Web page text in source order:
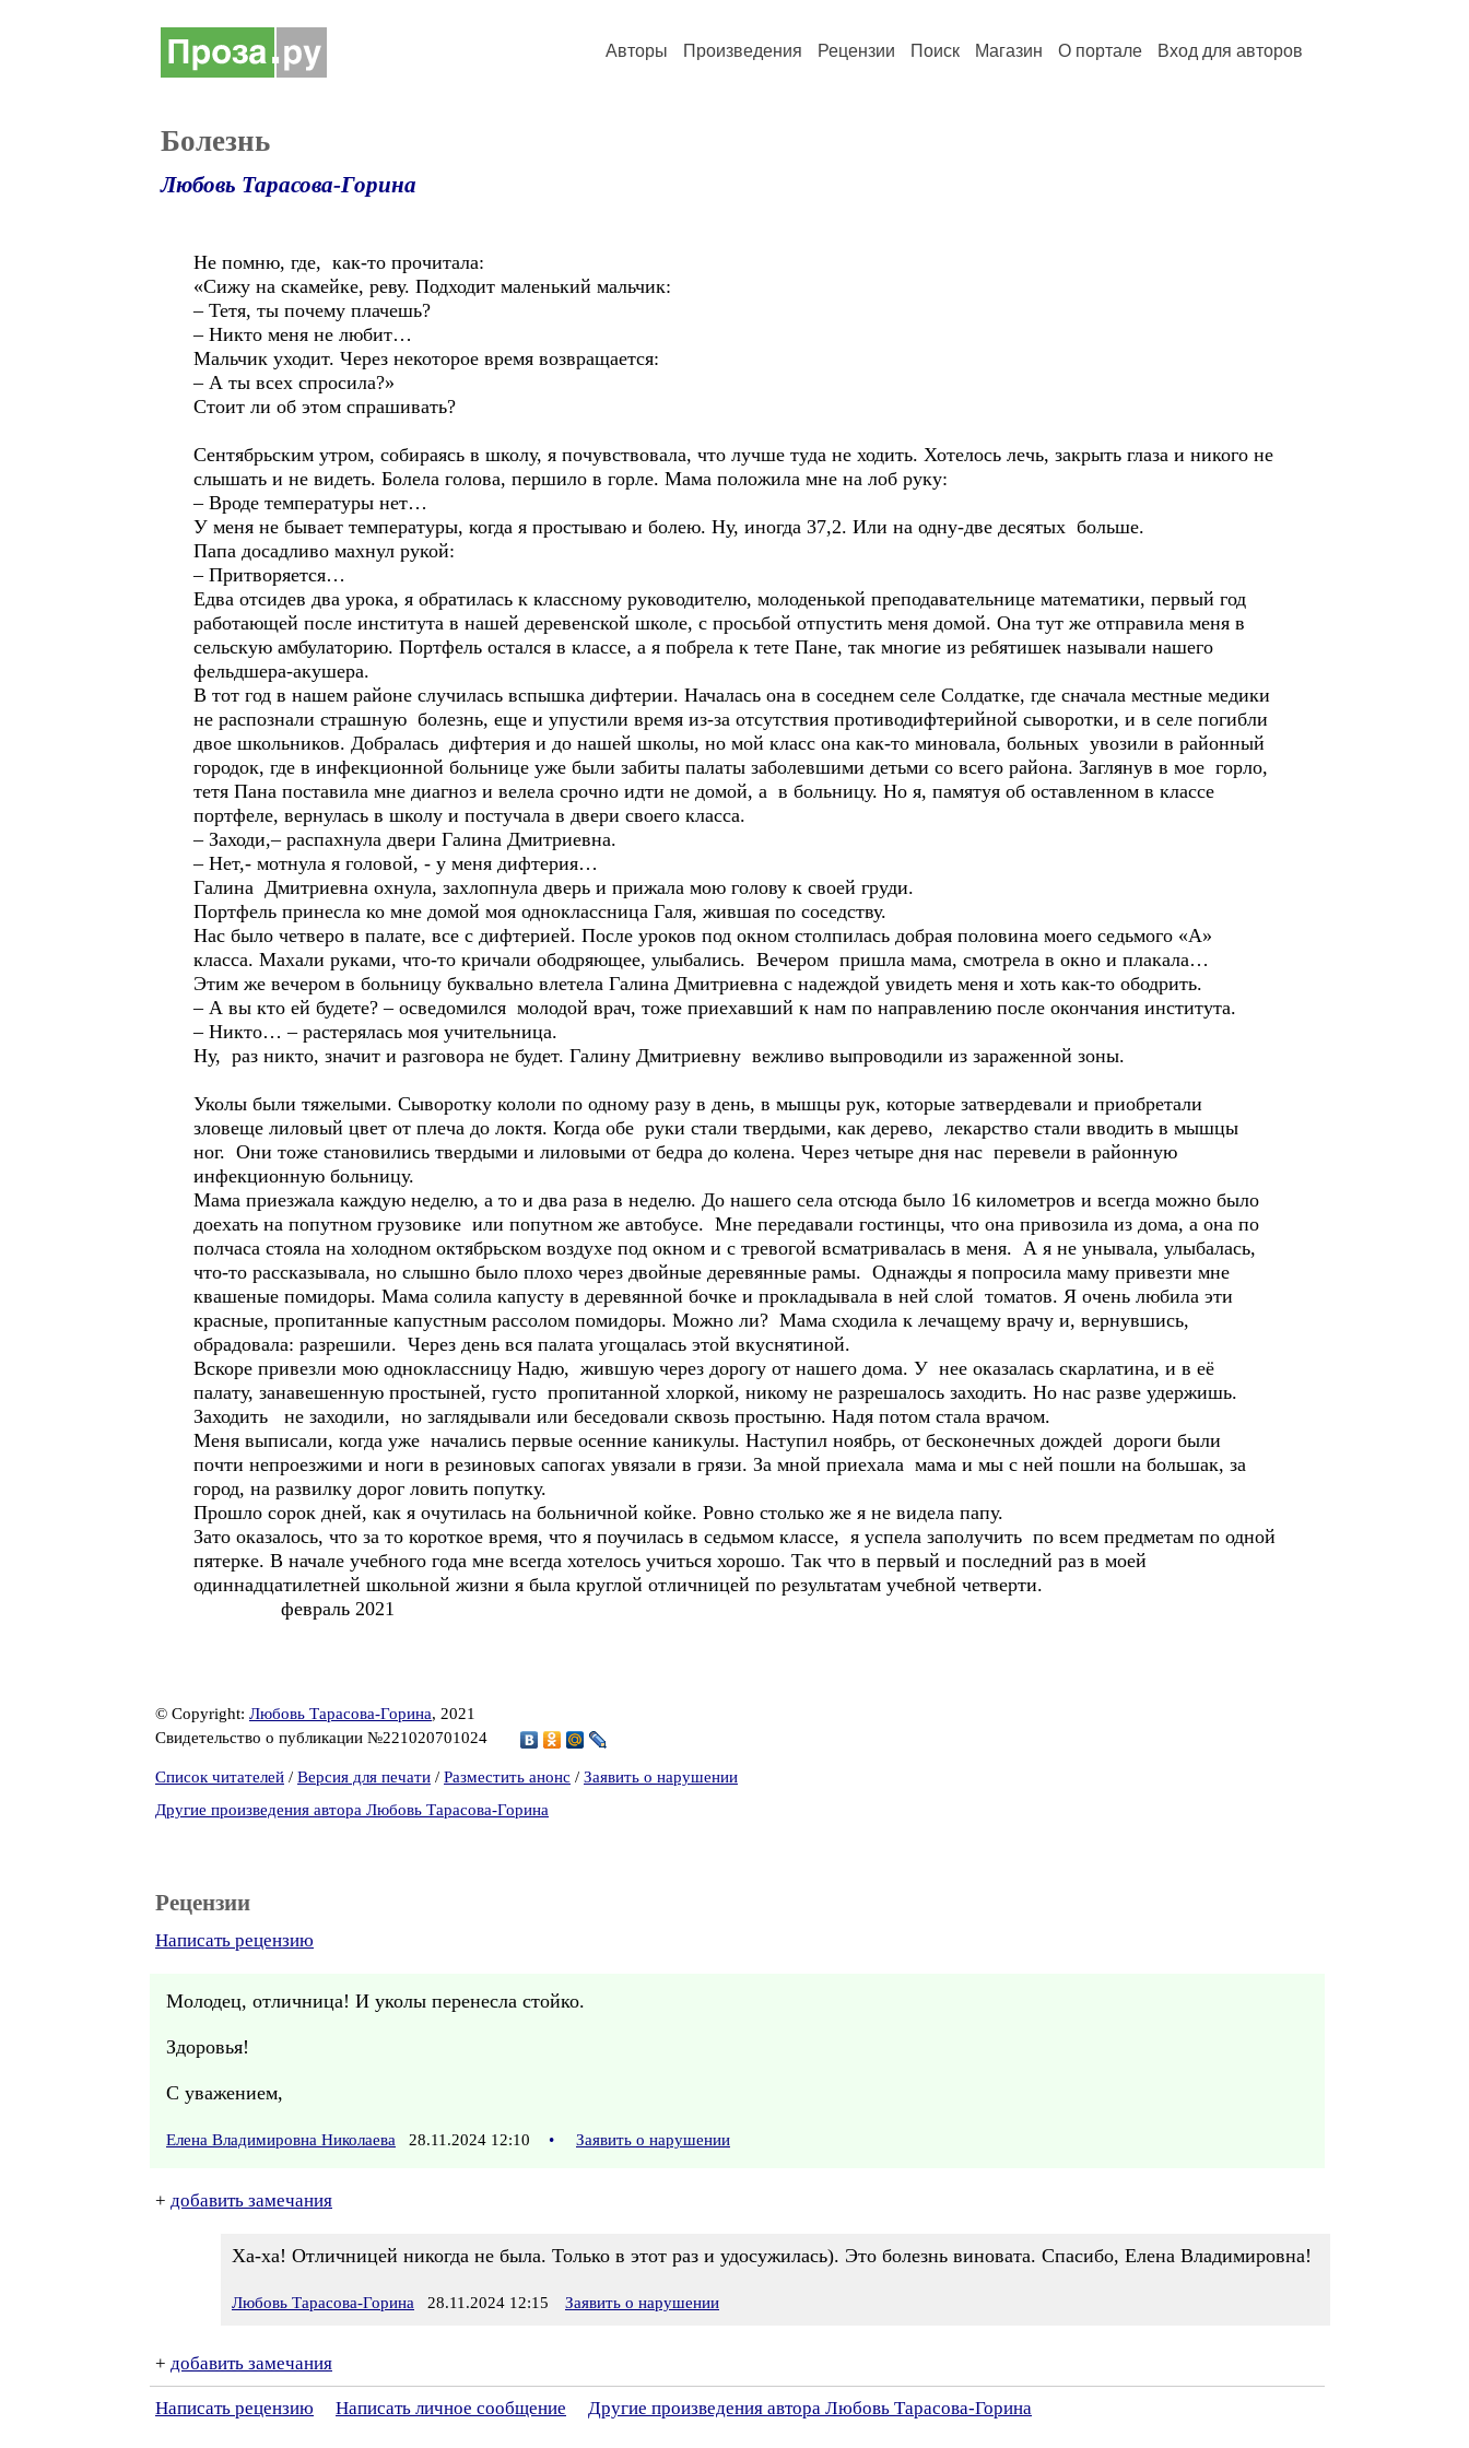
Авторы Произведения Рецензии Поиск Магазин О портале Вход для авторов
Болезнь
Любовь Тарасова-Горина
Не помню, где, как-то прочитала:
«Сижу на скамейке, реву. Подходит маленький мальчик:
– Тетя, ты почему плачешь?
– Никто меня не любит…
Мальчик уходит. Через некоторое время возвращается:
– А ты всех спросила?»
Стоит ли об этом спрашивать?
Сентябрьским утром, собираясь в школу, я почувствовала, что лучше туда не ходить. Хотелось лечь, закрыть глаза и никого не
слышать и не видеть. Болела голова, першило в горле. Мама положила мне на лоб руку:
– Вроде температуры нет…
У меня не бывает температуры, когда я простываю и болею. Ну, иногда 37,2. Или на одну-две десятых больше.
Папа досадливо махнул рукой:
– Притворяется…
Едва отсидев два урока, я обратилась к классному руководителю, молоденькой преподавательнице математики, первый год
работающей после института в нашей деревенской школе, с просьбой отпустить меня домой. Она тут же отправила меня в
сельскую амбулаторию. Портфель остался в классе, а я побрела к тете Пане, так многие из ребятишек называли нашего
фельдшера-акушера.
В тот год в нашем районе случилась вспышка дифтерии. Началась она в соседнем селе Солдатке, где сначала местные медики
не распознали страшную болезнь, еще и упустили время из-за отсутствия противодифтерийной сыворотки, и в селе погибли
двое школьников. Добралась дифтерия и до нашей школы, но мой класс она как-то миновала, больных увозили в районный
городок, где в инфекционной больнице уже были забиты палаты заболевшими детьми со всего района. Заглянув в мое горло,
тетя Пана поставила мне диагноз и велела срочно идти не домой, а в больницу. Но я, памятуя об оставленном в классе
портфеле, вернулась в школу и постучала в двери своего класса.
– Заходи,– распахнула двери Галина Дмитриевна.
– Нет,- мотнула я головой, - у меня дифтерия…
Галина Дмитриевна охнула, захлопнула дверь и прижала мою голову к своей груди.
Портфель принесла ко мне домой моя одноклассница Галя, жившая по соседству.
Нас было четверо в палате, все с дифтерией. После уроков под окном столпилась добрая половина моего седьмого «А»
класса. Махали руками, что-то кричали ободряющее, улыбались. Вечером пришла мама, смотрела в окно и плакала…
Этим же вечером в больницу буквально влетела Галина Дмитриевна с надеждой увидеть меня и хоть как-то ободрить.
– А вы кто ей будете? – осведомился молодой врач, тоже приехавший к нам по направлению после окончания института.
– Никто… – растерялась моя учительница.
Ну, раз никто, значит и разговора не будет. Галину Дмитриевну вежливо выпроводили из зараженной зоны.
Уколы были тяжелыми. Сыворотку кололи по одному разу в день, в мышцы рук, которые затвердевали и приобретали
зловеще лиловый цвет от плеча до локтя. Когда обе руки стали твердыми, как дерево, лекарство стали вводить в мышцы
ног. Они тоже становились твердыми и лиловыми от бедра до колена. Через четыре дня нас перевели в районную
инфекционную больницу.
Мама приезжала каждую неделю, а то и два раза в неделю. До нашего села отсюда было 16 километров и всегда можно было
доехать на попутном грузовике или попутном же автобусе. Мне передавали гостинцы, что она привозила из дома, а она по
полчаса стояла на холодном октябрьском воздухе под окном и с тревогой всматривалась в меня. А я не унывала, улыбалась,
что-то рассказывала, но слышно было плохо через двойные деревянные рамы. Однажды я попросила маму привезти мне
квашеные помидоры. Мама солила капусту в деревянной бочке и прокладывала в ней слой томатов. Я очень любила эти
красные, пропитанные капустным рассолом помидоры. Можно ли? Мама сходила к лечащему врачу и, вернувшись,
обрадовала: разрешили. Через день вся палата угощалась этой вкуснятиной.
Вскоре привезли мою одноклассницу Надю, жившую через дорогу от нашего дома. У нее оказалась скарлатина, и в её
палату, занавешенную простыней, густо пропитанной хлоркой, никому не разрешалось заходить. Но нас разве удержишь.
Заходить не заходили, но заглядывали или беседовали сквозь простыню. Надя потом стала врачом.
Меня выписали, когда уже начались первые осенние каникулы. Наступил ноябрь, от бесконечных дождей дороги были
почти непроезжими и ноги в резиновых сапогах увязали в грязи. За мной приехала мама и мы с ней пошли на большак, за
город, на развилку дорог ловить попутку.
Прошло сорок дней, как я очутилась на больничной койке. Ровно столько же я не видела папу.
Зато оказалось, что за то короткое время, что я поучилась в седьмом классе, я успела заполучить по всем предметам по одной
пятерке. В начале учебного года мне всегда хотелось учиться хорошо. Так что в первый и последний раз в моей
одиннадцатилетней школьной жизни я была круглой отличницей по результатам учебной четверти.
февраль 2021
© Copyright: Любовь Тарасова-Горина, 2021
Свидетельство о публикации №221020701024
Список читателей / Версия для печати / Разместить анонс / Заявить о нарушении
Другие произведения автора Любовь Тарасова-Горина
Рецензии
Написать рецензию
Молодец, отличница! И уколы перенесла стойко.
Здоровья!
С уважением,
Елена Владимировна Николаева 28.11.2024 12:10 • Заявить о нарушении
+ добавить замечания
Ха-ха! Отличницей никогда не была. Только в этот раз и удосужилась). Это болезнь виновата. Спасибо, Елена Владимировна!
Любовь Тарасова-Горина 28.11.2024 12:15 Заявить о нарушении
+ добавить замечания
Написать рецензию Написать личное сообщение Другие произведения автора Любовь Тарасова-Горина